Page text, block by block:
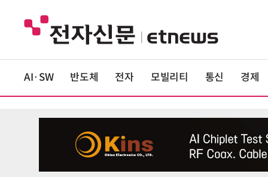
AI·SW 반도체 전자 모빌리티 통신 경제